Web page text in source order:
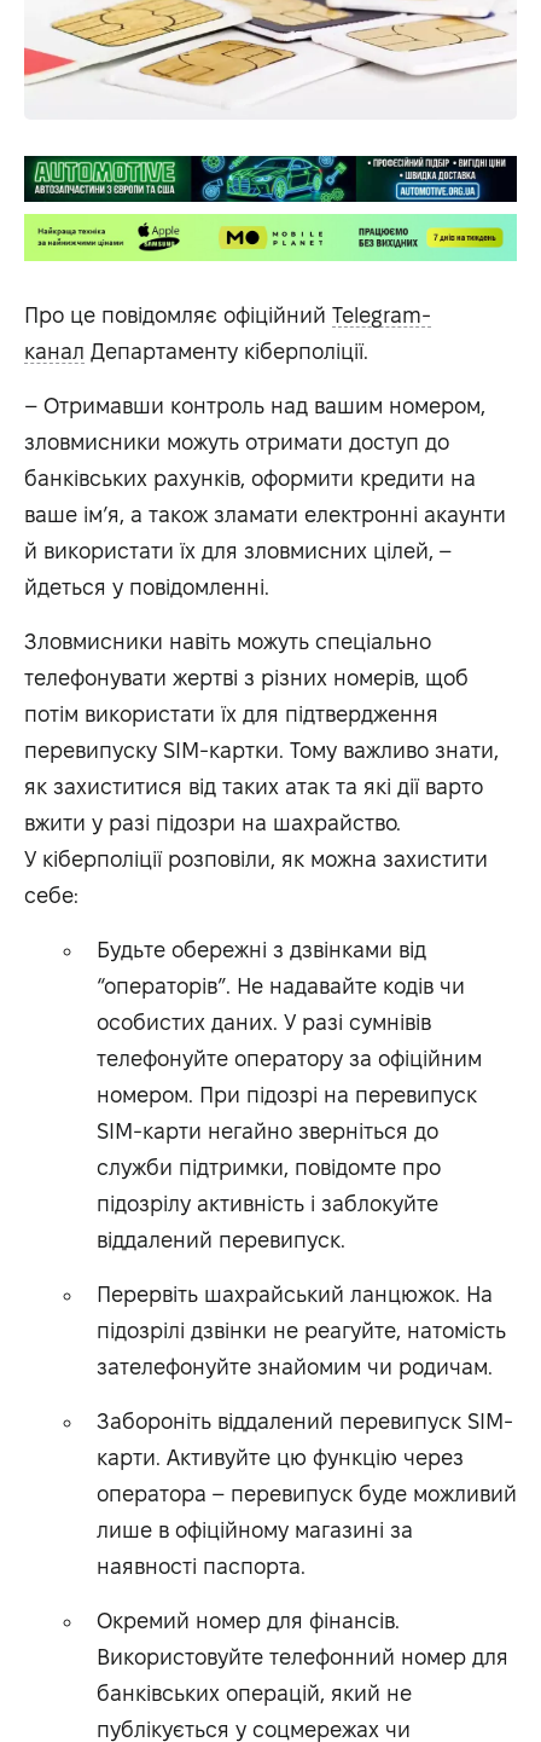
Про це повідомляє офіційний Telegram-
канал Департаменту кіберполіції.
– Отримавши контроль над вашим номером,
зловмисники можуть отримати доступ до
банківських рахунків, оформити кредити на
ваше ім’я, а також зламати електронні акаунти
й використати їх для зловмисних цілей, –
йдеться у повідомленні.
Зловмисники навіть можуть спеціально
телефонувати жертві з різних номерів, щоб
потім використати їх для підтвердження
перевипуску SIM-картки. Тому важливо знати,
як захиститися від таких атак та які дії варто
вжити у разі підозри на шахрайство.
У кіберполіції розповіли, як можна захистити
себе:
Будьте обережні з дзвінками від
“операторів”. Не надавайте кодів чи
особистих даних. У разі сумнівів
телефонуйте оператору за офіційним
номером. При підозрі на перевипуск
SIM-карти негайно зверніться до
служби підтримки, повідомте про
підозрілу активність і заблокуйте
віддалений перевипуск.
Перервіть шахрайський ланцюжок. На
підозрілі дзвінки не реагуйте, натомість
зателефонуйте знайомим чи родичам.
Забороніть віддалений перевипуск SIM-
карти. Активуйте цю функцію через
оператора – перевипуск буде можливий
лише в офіційному магазині за
наявності паспорта.
Окремий номер для фінансів.
Використовуйте телефонний номер для
банківських операцій, який не
публікується у соцмережах чи